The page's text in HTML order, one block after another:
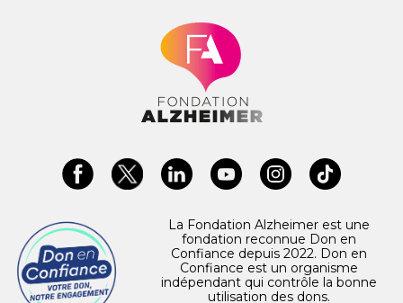
La Fondation Alzheimer est une
fondation reconnue Don en
Confiance depuis 2022. Don en
Confiance est un organisme
indépendant qui contrôle la bonne
utilisation des dons.